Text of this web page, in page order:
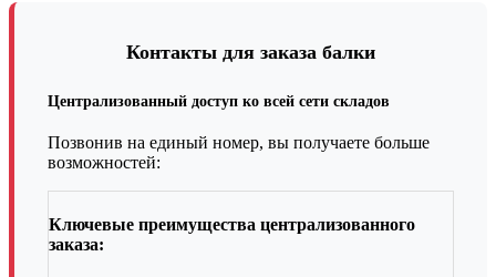
Контакты для заказа балки
Централизованный доступ ко всей сети складов
Позвонив на единый номер, вы получаете больше
возможностей:
Ключевые преимущества централизованного
заказа: